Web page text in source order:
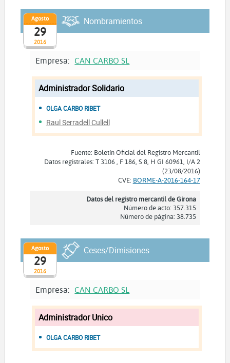
2016
Agosto
29
Nombramientos
Empresa: CAN CARBO SL
Administrador Solidario
OLGA CARBO RIBET
Raul Serradell Cullell
Fuente: Boletín Oficial del Registro Mercantil
Datos registrales: T 3106 , F 186, S 8, H GI 60961, I/A 2
(23/08/2016)
CVE: BORME-A-2016-164-17
Datos del registro mercantil de Girona
Número de acto: 357.315
Número de página: 38.735
2016
Agosto
29
Ceses/Dimisiones
Empresa: CAN CARBO SL
Administrador Unico
OLGA CARBO RIBET